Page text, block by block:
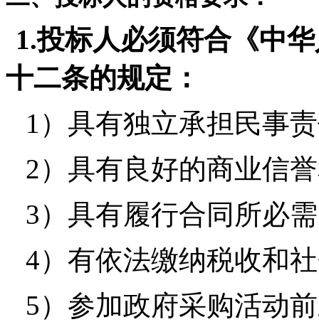
1.投标人必须符合《中
十二条的规定：
1 ）具有独立承担民事
2）具有良好的商业信
3）具有履行合同所必
4）有依法缴纳税收和
5）参加政府采购活动